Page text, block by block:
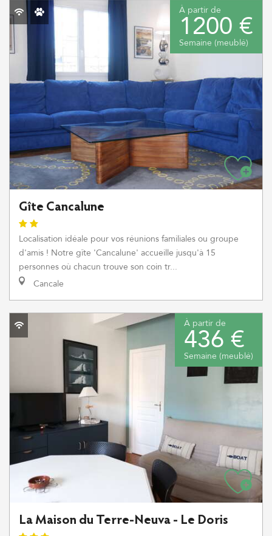
À partir de
1200 €
Semaine (meublé)
Gîte Cancalune
Localisation idéale pour vos réunions familiales ou groupe
d'amis ! Notre gîte 'Cancalune' accueille jusqu'à 15
personnes où chacun trouve son coin tr...
Cancale
À partir de
436 €
Semaine (meublé)
La Maison du Terre-Neuva - Le Doris